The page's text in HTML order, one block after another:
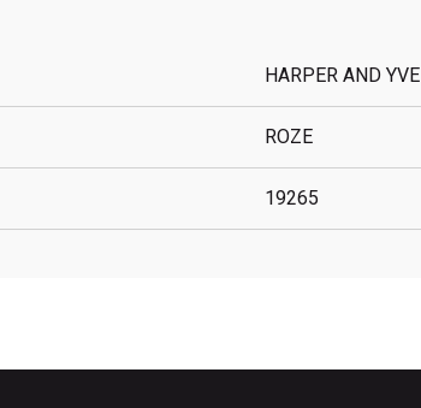
HARPER AND YVE
ROZE
19265